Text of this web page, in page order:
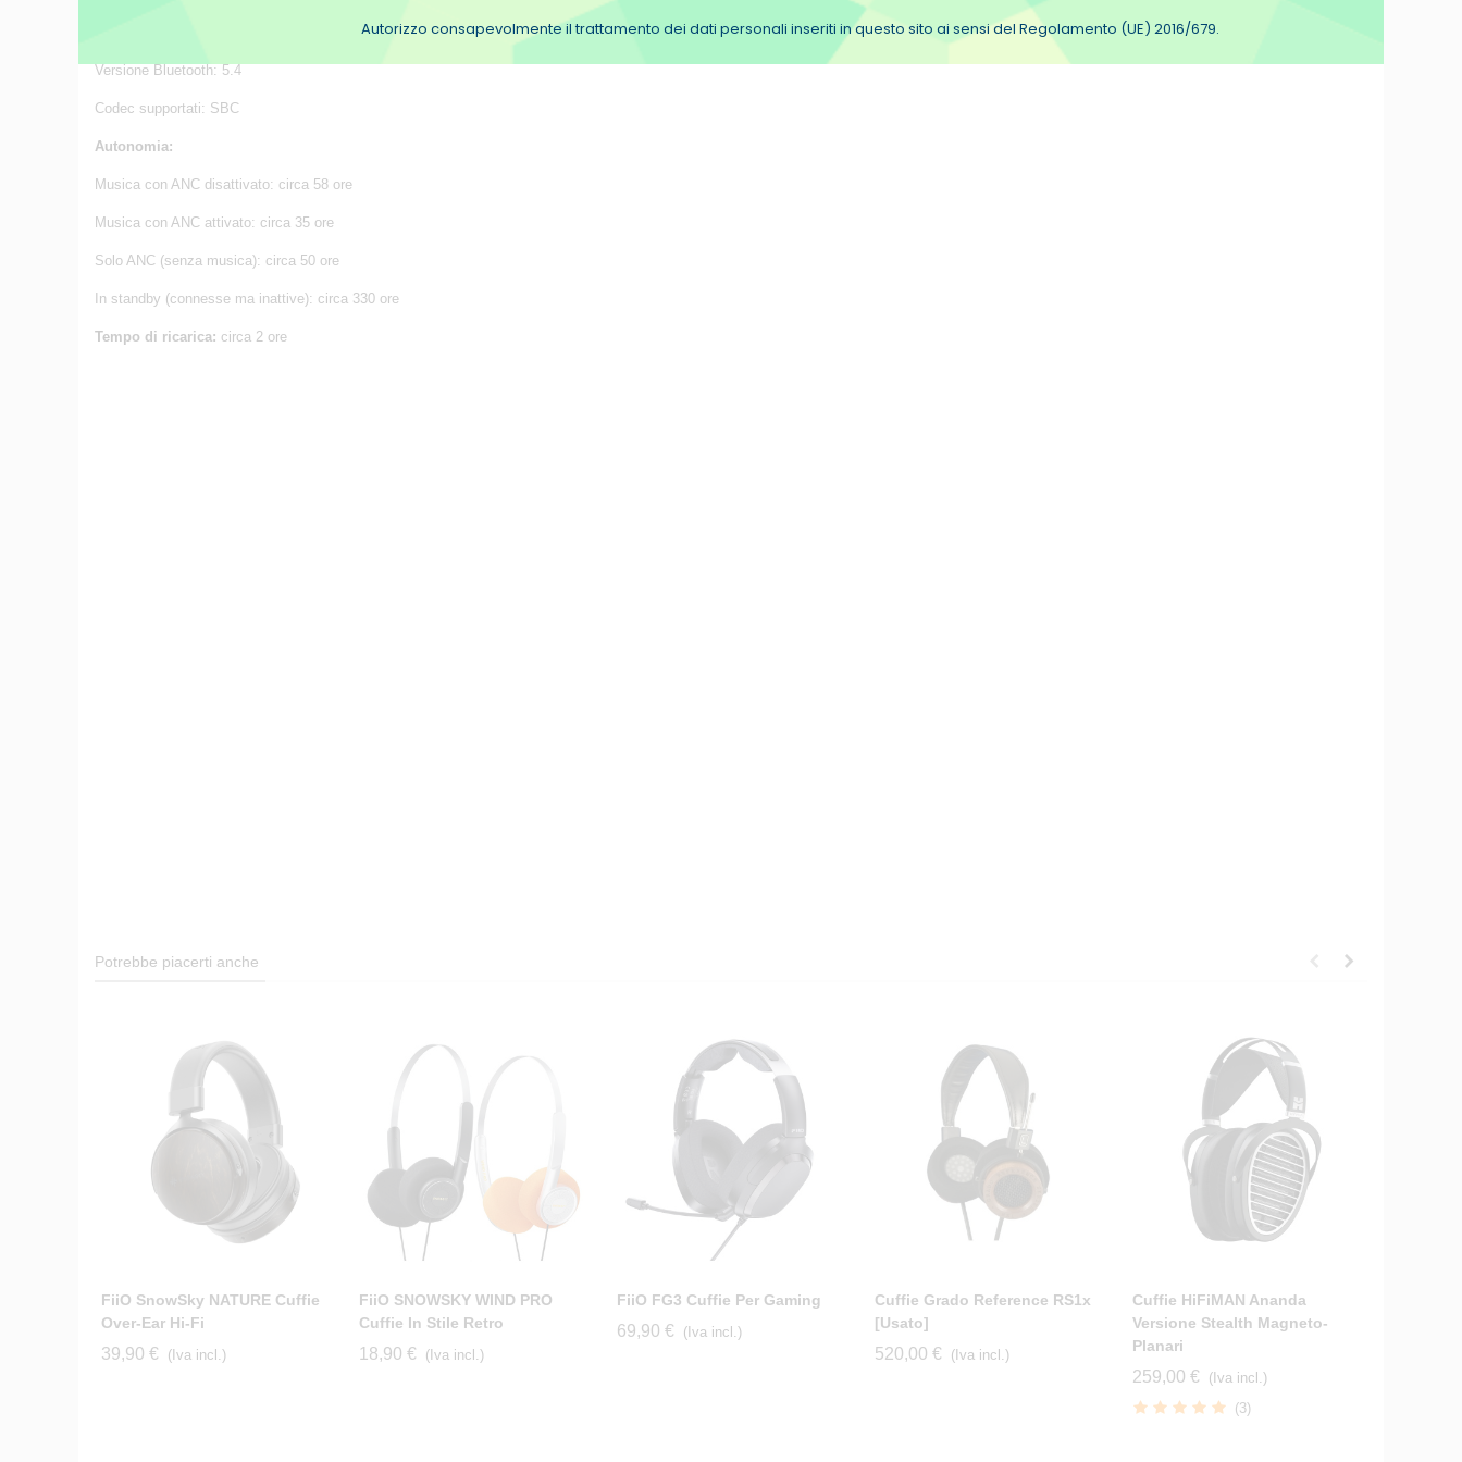
Versione Bluetooth: 5.4
Codec supportati: SBC
Autonomia:
Musica con ANC disattivato: circa 58 ore
Musica con ANC attivato: circa 35 ore
Solo ANC (senza musica): circa 50 ore
In standby (connesse ma inattive): circa 330 ore
Tempo di ricarica: circa 2 ore
Potrebbe piacerti anche
FiiO SnowSky NATURE Cuffie
Over-Ear Hi-Fi
39,90 € (Iva incl.)
FiiO SNOWSKY WIND PRO
Cuffie In Stile Retro
18,90 € (Iva incl.)
FiiO FG3 Cuffie Per Gaming
69,90 € (Iva incl.)
Cuffie Grado Reference RS1x
[usato]
520,00 € (Iva incl.)
Cuffie HiFiMAN Ananda
Versione Stealth Magneto-
Planari
259,00 €
(Iva incl.)
(3)
Autorizzo consapevolmente il trattamento dei dati personali inseriti in questo sito ai sensi del Regolamento (UE) 2016/679.